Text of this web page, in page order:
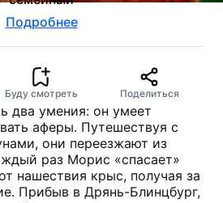
Подробнее
Буду смотреть Поделиться
два умения: он умеет
аферы. Путешествуя с
они переезжают из
раз Морис «спасает»
нашествия крыс, получая за
Прибыв в Дрянь-Блинцбург,